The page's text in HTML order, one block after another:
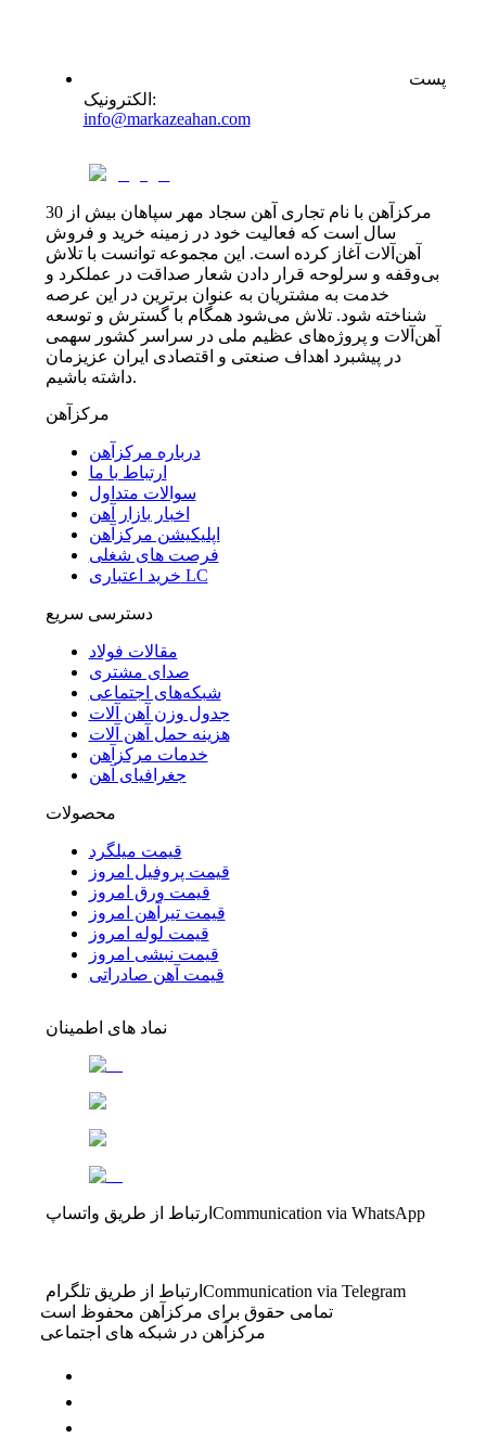
پست
الکترونیک :
info@markazeahan.com
مرکزآهن با نام تجاری آهن سجاد مهر سپاهان بیش از 30
سال است که فعالیت خود در زمینه خرید و فروش
آهن‌آلات آغاز کرده است. این مجموعه توانست با تلاش
بی‌وقفه و سرلوحه قرار دادن شعار صداقت در عملکرد و
خدمت به مشتریان به عنوان برترین در این عرصه
شناخته شود. تلاش می‌شود همگام با گسترش و توسعه
آهن‌آلات و پروژه‌های عظیم ملی در سراسر کشور سهمی
در پیشبرد اهداف صنعتی و اقتصادی ایران عزیزمان
داشته باشیم.
مرکزآهن
درباره مرکزآهن
ارتباط با ما
سوالات متداول
اخبار بازار آهن
اپلیکیشن مرکزآهن
فرصت های شغلی
خرید اعتباری LC
دسترسی سریع
مقالات فولاد
صدای مشتری
شبکه‌های اجتماعی
جدول وزن آهن آلات
هزینه حمل آهن آلات
خدمات مرکزآهن
جغرافیای آهن
محصولات
قیمت میلگرد
قیمت پروفیل امروز
قیمت ورق امروز
قیمت تیرآهن امروز
قیمت لوله امروز
قیمت نبشی امروز
قیمت آهن صادراتی
نماد های اطمینان
ارتباط از طریق واتساپ Communication via WhatsApp
ارتباط از طریق تلگرام Communication via Telegram
تمامی حقوق برای مرکزآهن محفوظ است
مرکزآهن در شبکه های اجتماعی